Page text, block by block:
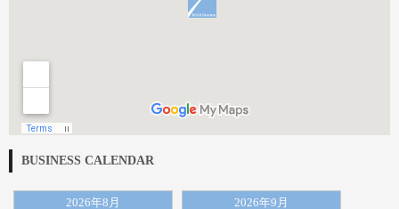
BUSINESS CALENDAR
2026年8月 2026年9月